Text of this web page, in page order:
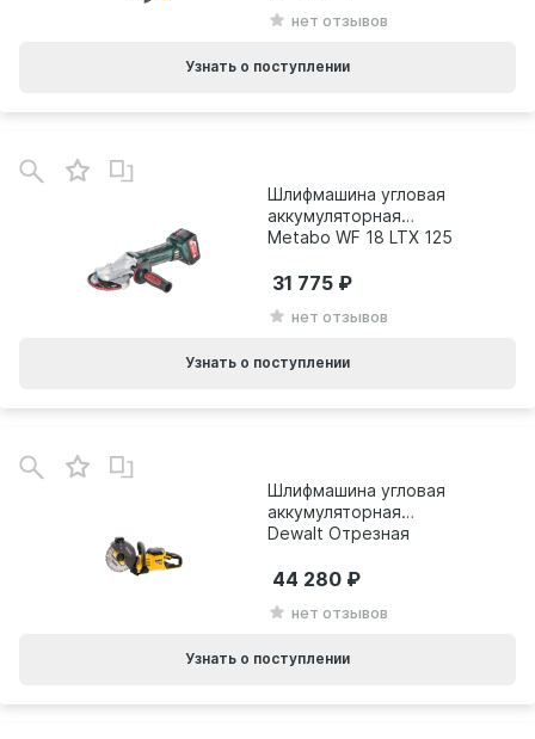
нет отзывов
Узнать о поступлении
Шлифмашина угловая
аккумуляторная
Metabo WF 18 LTX 125
нет отзывов
31 775
Узнать о поступлении
Шлифмашина угловая
аккумуляторная
Dewalt Отрезная
FLEXVOLT DCS690N
нет отзывов
44 280
Узнать о поступлении